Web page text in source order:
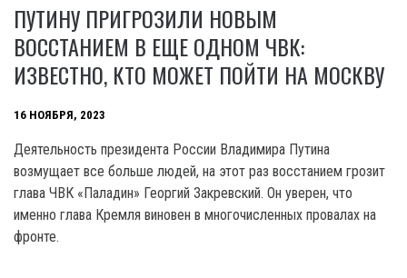
ПУТИНУ ПРИГРОЗИЛИ НОВЫМ
ВОССТАНИЕМ В ЕЩЕ ОДНОМ ЧВК:
ИЗВЕСТНО, КТО МОЖЕТ ПОЙТИ НА МОСКВУ
16 НОЯБРЯ, 2023
Деятельность президента России Владимира Путина
возмущает все больше людей, на этот раз восстанием грозит
глава ЧВК «Паладин» Георгий Закревский. Он уверен, что
именно глава Кремля виновен в многочисленных провалах на
фронте.